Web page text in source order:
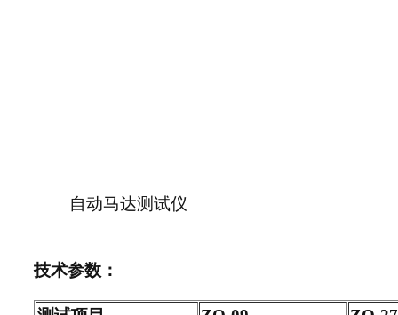
自动马达测试仪
技术参数：